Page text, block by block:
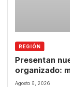
REGIÓN
Presentan
organizado:
más estrictas
Agosto 6, 2026